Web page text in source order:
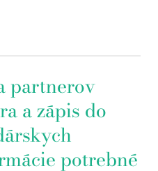
partnerov
a zápis do
potrebné